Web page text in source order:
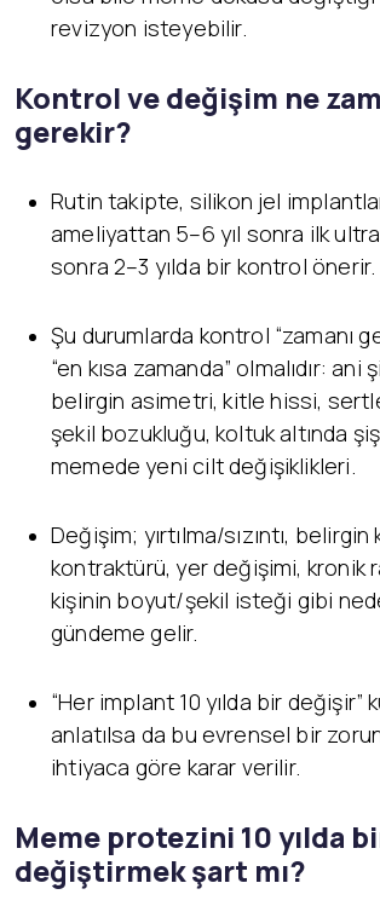
revizyon isteyebilir.
Kontrol ve değişim ne
gerekir?
Rutin takipte, silikon jel
ameliyattan 5–6 yıl sonra ilk
sonra 2–3 yılda bir kontrol önerir.
Şu durumlarda kontrol “zamanı
“en kısa zamanda” olmalıdır: ani
belirgin asimetri, kitle hissi,
şekil bozukluğu, koltuk altında
memede yeni cilt değişiklikleri.
Değişim; yırtılma/sızıntı, belirgin
kontraktürü, yer değişimi, kronik
kişinin boyut/şekil isteği gibi
gündeme gelir.
“Her implant 10 yılda bir değişir”
anlatılsa da bu evrensel bir
ihtiyaca göre karar verilir.
Meme protezini 10 yılda
değiştirmek şart mı?